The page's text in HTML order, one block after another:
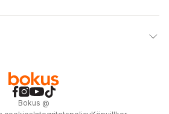
Bokus @